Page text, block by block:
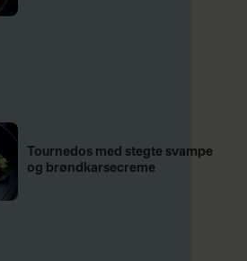
Tournedos med stegte svampe
og brøndkarsecreme